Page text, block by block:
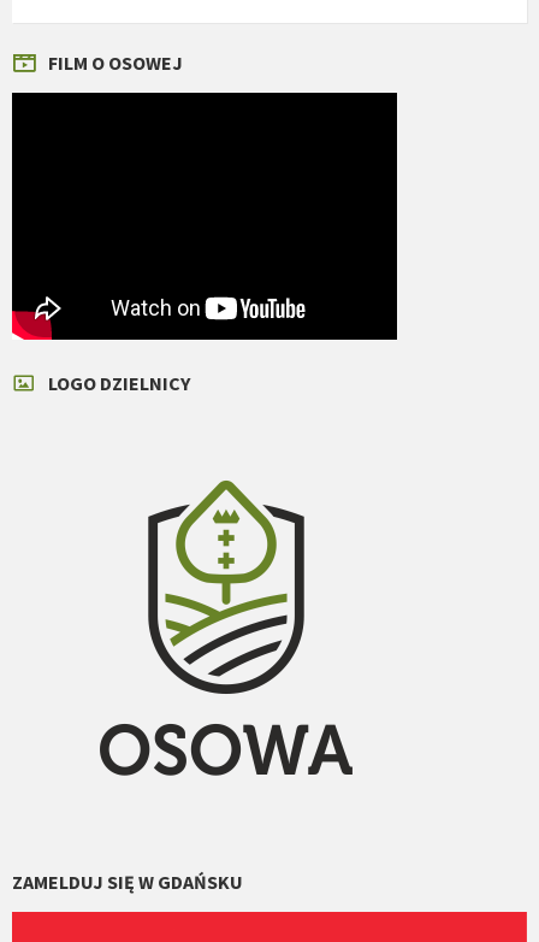
FILM O OSOWEJ
LOGO DZIELNICY
ZAMELDUJ SIĘ W GDAŃSKU